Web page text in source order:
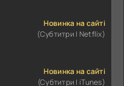
Новинка на сайті
(Субтитри | Netflix)
Новинка на сайті
(Субтитри | iTunes)